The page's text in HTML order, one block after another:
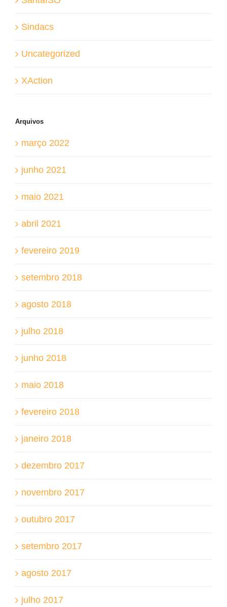
Sindacs
Uncategorized
XAction
Arquivos
março 2022
junho 2021
maio 2021
abril 2021
fevereiro 2019
setembro 2018
agosto 2018
julho 2018
junho 2018
maio 2018
fevereiro 2018
janeiro 2018
dezembro 2017
novembro 2017
outubro 2017
setembro 2017
agosto 2017
julho 2017